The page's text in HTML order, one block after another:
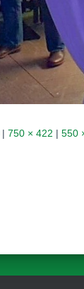
| 750 × 422 | 550